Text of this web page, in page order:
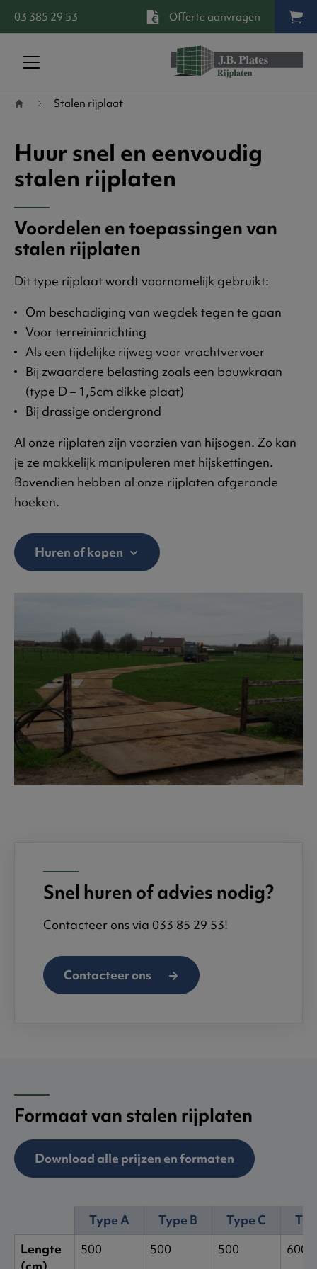
03 385 29 53 Offerte aanvragen
Terug naar startpagina
Stalen rijplaat
Huur snel en eenvoudig
stalen rijplaten
Voordelen en toepassingen van
stalen rijplaten
Dit type rijplaat wordt voornamelijk gebruikt:
Om beschadiging van wegdek tegen te gaan
Voor terreininrichting
Als een tijdelijke rijweg voor vrachtvervoer
Bij zwaardere belasting zoals een bouwkraan
(type D – 1,5cm dikke plaat)
Bij drassige ondergrond
Al onze rijplaten zijn voorzien van hijsogen. Zo kan
je ze makkelijk manipuleren met hijskettingen.
Bovendien hebben al onze rijplaten afgeronde
hoeken.
Huren of kopen
Snel huren of advies nodig?
Contacteer ons via 033 85 29 53!
Contacteer ons
Formaat van stalen rijplaten
Download alle prijzen en formaten
Type A Type B Type C
Lengte
500 500 500 600